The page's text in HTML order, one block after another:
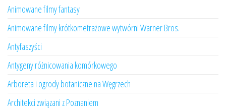
Animowane filmy fantasy
Animowane filmy krótkometrażowe wytwórni Warner Bros.
Antyfaszyści
Antygeny różnicowania komórkowego
Arboreta i ogrody botaniczne na Węgrzech
Architekci związani z Poznaniem